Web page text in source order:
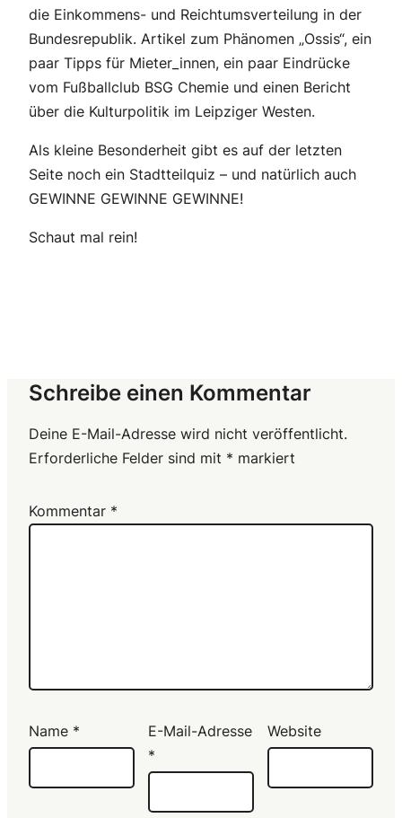
die Einkommens- und Reichtumsverteilung in der
Bundesrepublik. Artikel zum Phänomen „Ossis“, ein
paar Tipps für Mieter_innen, ein paar Eindrücke
vom Fußballclub BSG Chemie und einen Bericht
über die Kulturpolitik im Leipziger Westen.
Als kleine Besonderheit gibt es auf der letzten
Seite noch ein Stadtteilquiz – und natürlich auch
GEWINNE GEWINNE GEWINNE!
Schaut mal rein!
Schreibe einen Kommentar
Deine E-Mail-Adresse wird nicht veröffentlicht.
Erforderliche Felder sind mit * markiert
Kommentar *
Name *
E-Mail-Adresse
*
Website